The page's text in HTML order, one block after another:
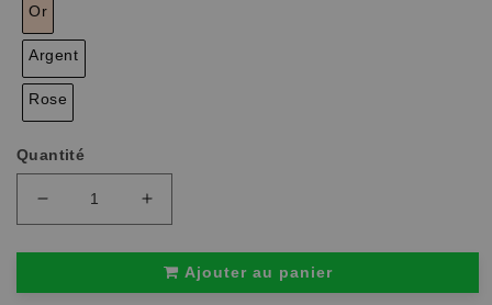
Or
Argent
Rose
Quantité
Réduire
la
de
arbre
Augmenter
la
de
Bracelet
arbre
Ajouter au panier